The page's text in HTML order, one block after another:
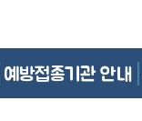
예방접종기관 안내